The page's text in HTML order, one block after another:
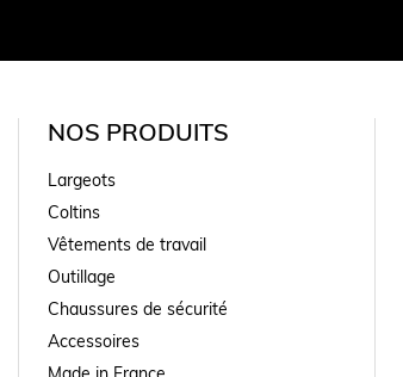
NOS PRODUITS
Largeots
Coltins
Vêtements de travail
Outillage
Chaussures de sécurité
Accessoires